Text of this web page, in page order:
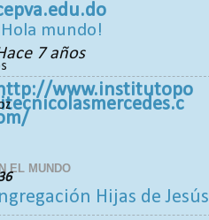
mundo!
7 años
http://www.institutopo
EL MUNDO
Hijas de Jesús